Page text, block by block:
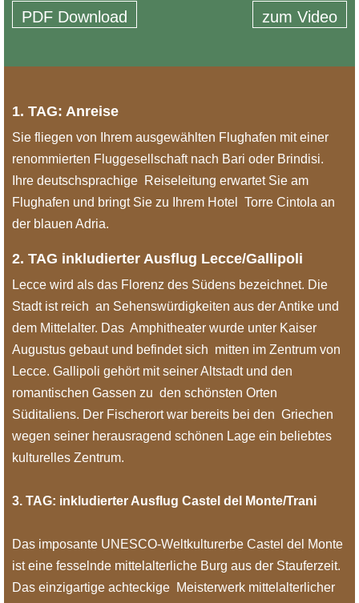
PDF Download zum Video
1. TAG: Anreise
Sie fliegen von Ihrem ausgewählten Flughafen mit einer
renommierten Fluggesellschaft nach Bari oder Brindisi.
Ihre deutschsprachige Reiseleitung erwartet Sie am
Flughafen und bringt Sie zu Ihrem Hotel Torre Cintola an
der blauen Adria.
2. TAG inkludierter Ausflug Lecce/Gallipoli
Lecce wird als das Florenz des Südens bezeichnet. Die
Stadt ist reich an Sehenswürdigkeiten aus der Antike und
dem Mittelalter. Das Amphitheater wurde unter Kaiser
Augustus gebaut und befindet sich mitten im Zentrum von
Lecce. Gallipoli gehört mit seiner Altstadt und den
romantischen Gassen zu den schönsten Orten
Süditaliens. Der Fischerort war bereits bei den Griechen
wegen seiner herausragend schönen Lage ein beliebtes
kulturelles Zentrum.
3. TAG: inkludierter Ausflug Castel del Monte/Trani
Das imposante UNESCO-Weltkulturerbe Castel del Monte
ist eine fesselnde mittelalterliche Burg aus der Stauferzeit.
Das einzigartige achteckige Meisterwerk mittelalterlicher